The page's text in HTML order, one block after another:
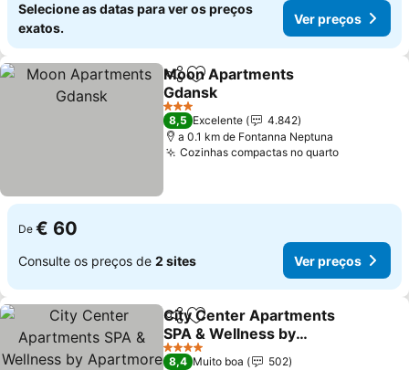
Selecione as datas para ver os preços
exatos.
Ver preços
PartilharAdicionar aos favoritos
Moon Apartments
Gdansk
Ver preços
3 Estrelas
8,5 Excelente
4.842
a 0.1 km de Fontanna Neptuna
Cozinhas compactas no quartoVer
De € 60
Consulte os preços de 2 sites Ver preços
PartilharAdicionar aos favoritos
City Center Apartments
SPA & Wellness by
Apartmore
Ver preços
4 Estrelas
8,4 Muito boa
502